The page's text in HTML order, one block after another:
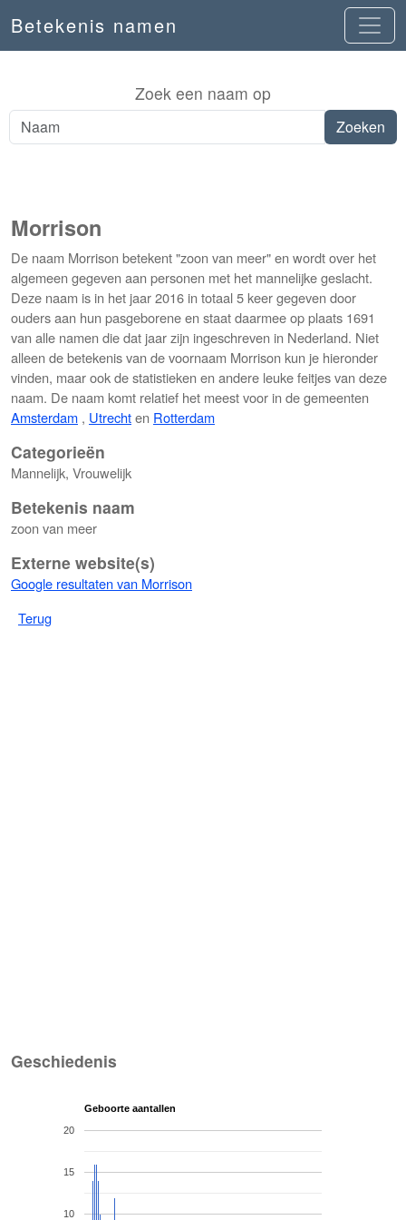
Betekenis namen
Zoek een naam op
Morrison
De naam Morrison betekent "zoon van meer" en wordt over het
algemeen gegeven aan personen met het mannelijke geslacht.
Deze naam is in het jaar 2016 in totaal 5 keer gegeven door
ouders aan hun pasgeborene en staat daarmee op plaats 1691
van alle namen die dat jaar zijn ingeschreven in Nederland. Niet
alleen de betekenis van de voornaam Morrison kun je hieronder
vinden, maar ook de statistieken en andere leuke feitjes van deze
naam. De naam komt relatief het meest voor in de gemeenten
Amsterdam , Utrechten Rotterdam
Categorieën
Mannelijk, Vrouwelijk
Betekenis naam
zoon van meer
Externe website(s)
Google resultaten van Morrison
Terug
Geschiedenis
Geboorte aantallen
10
15
20